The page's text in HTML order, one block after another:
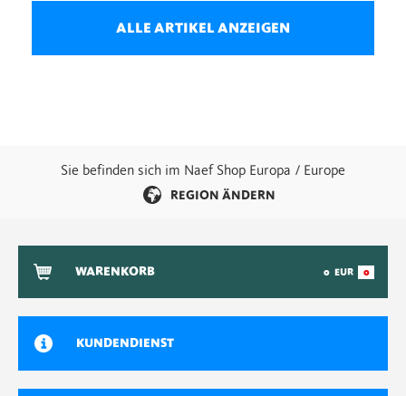
ALLE ARTIKEL ANZEIGEN
Sie befinden sich im Naef Shop Europa / Europe
REGION ÄNDERN
WARENKORB 0 EUR 0
KUNDENDIENST